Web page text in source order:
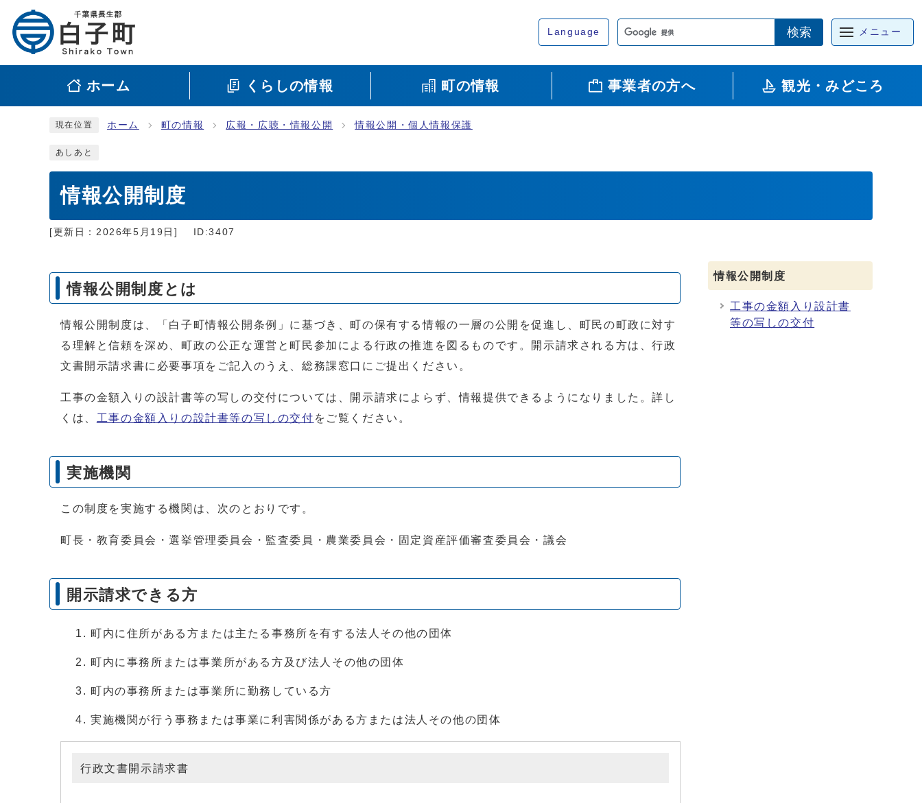
Language 検索 メニュー
ホーム くらしの情報 町の情報 事業者の方へ 観光・みどころ
現在位置 ホーム 町の情報 広報・広聴・情報公開 情報公開・個人情報保護
あしあと
情報公開制度
[更新日： 2026年5月19日 ] ID:3407
情報公開制度とは
情報公開制度は、「白子町情報公開条例」に基づき、町の保有する情報の一層の公開を促進し、町民の町政に対す
る理解と信頼を深め、町政の公正な運営と町民参加による行政の推進を図るものです。開示請求される方は、行政
文書開示請求書に必要事項をご記入のうえ、総務課窓口にご提出ください。
工事の金額入りの設計書等の写しの交付については、開示請求によらず、情報提供できるようになりました。詳し
くは、 工事の金額入りの設計書等の写しの交付 をご覧ください。
実施機関
この制度を実施する機関は、次のとおりです。
町長・教育委員会・選挙管理委員会・監査委員・農業委員会・固定資産評価審査委員会・議会
開示請求できる方
町内に住所がある方または主たる事務所を有する法人その他の団体
町内に事務所または事業所がある方及び法人その他の団体
町内の事務所または事業所に勤務している方
実施機関が行う事務または事業に利害関係がある方または法人その他の団体
行政文書開示請求書
情報公開制度
工事の金額入り設計書
等の写しの交付